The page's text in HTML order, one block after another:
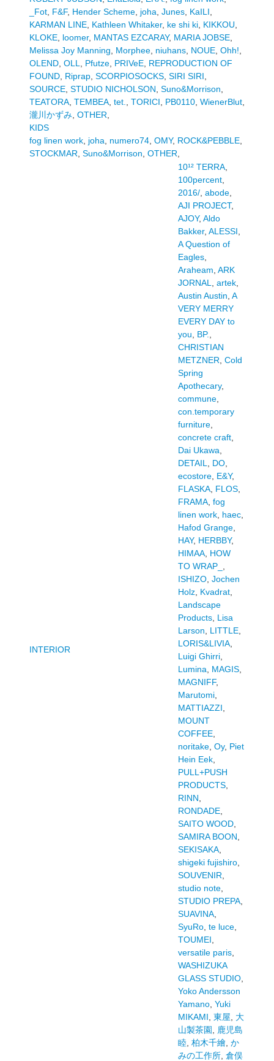
_Fot, F&F, Hender Scheme, joha Junes, KaILI
KARMAN LINE, Kathleen Whitaker, ke shi ki, KIKKOU
KLOKE, loomer, MANTAS EZCARAY, MARIA JOBSE,
Melissa Joy Manning
Morphee, niuhans, NOUE, Ohh!
OLEND, OLL Pfutze, PRIVeE, REPRODUCTION OF
FOUND, Riprap, SCORPIOSOCKS, SIRI SIRI
SOURCE, STUDIO NICHOLSON Suno&Morrison
TEATORA, TEMBEA, tet. TORICI PB0110, WienerBlut,
瀧川かずみ, OTHER
KIDS
fog linen work, joha numero74, OMY, ROCK&PEBBLE,
STOCKMAR Suno&Morrison OTHER
INTERIOR
10¹² TERRA,
100percent,
2016/, abode,
AJI PROJECT,
AJOY, Aldo
Bakker, ALESSI
A Question of
Eagles,
Araheam ARK
JORNAL
artek,
Austin Austin A
VERY MERRY
EVERY DAY to
you
BP.
CHRISTIAN
METZNER Cold
Spring
Apothecary,
commune,
con.temporary
furniture,
concrete craft,
Dai Ukawa
DETAIL
DO,
ecostore, E&Y,
FLASKA, FLOS,
FRAMA, fog
linen work, haec,
Hafod Grange,
HAY, HERBBY,
HIMAA, HOW
TO WRAP_
ISHIZO, Jochen
Holz, Kvadrat,
Landscape
Products, Lisa
Larson
LITTLE,
LORIS&LIVIA,
Luigi Ghirri,
Lumina
MAGIS,
MAGNIFF,
Marutomi,
MATTIAZZI
MOUNT
COFFEE,
noritake, Oy, Piet
Hein Eek,
PULL+PUSH
PRODUCTS,
RINN
RONDADE,
SAITO WOOD,
SAMIRA BOON
SEKISAKA,
shigeki fujishiro,
SOUVENIR
studio note,
STUDIO PREPA,
SUAVINA,
SyuRo, te luce,
TOUMEI
versatile paris,
WASHIZUKA
GLASS STUDIO,
Yoko Andersson
Yamano, Yuki
MIKAMI 東屋
大
山製茶園
鹿児島
睦, 柏木千繪, か
みの工作所, 倉俣